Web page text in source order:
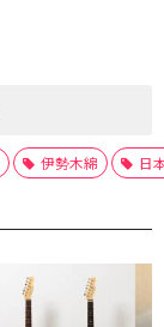
伊勢木綿 日